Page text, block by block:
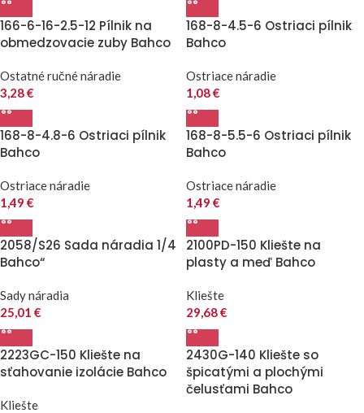
166-6-16-2.5-12 Pílnik na
obmedzovacie zuby Bahco
Ostatné ručné náradie
3,28€
168-8-4.5-6 Ostriaci pílnik
Bahco
Ostriace náradie
1,08€
168-8-4.8-6 Ostriaci pílnik
Bahco
Ostriace náradie
1,49 €
168-8-5.5-6 Ostriaci pílnik
Bahco
Ostriace náradie
1,49 €
2058/S26 Sada náradia 1/4
Bahco“
Sady náradia
25,01 €
2100PD-150 Kliešte na
plasty a meď Bahco
Kliešte
29,68€
2223GC-150 Kliešte na
sťahovanie izolácie Bahco
Kliešte
2430G-140 Kliešte so
špicatými a plochými
čelusťami Bahco